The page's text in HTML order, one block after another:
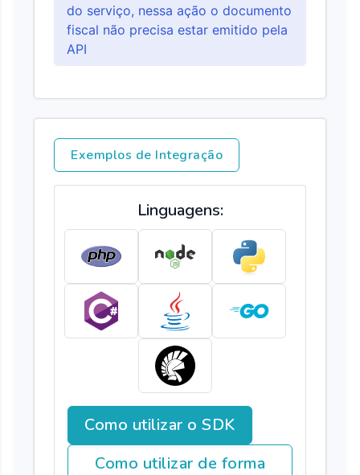
do serviço, nessa ação o documento
fiscal não precisa estar emitido pela
API
Exemplos de Integração
Linguagens:
Como utilizar o SDK
Como utilizar de forma